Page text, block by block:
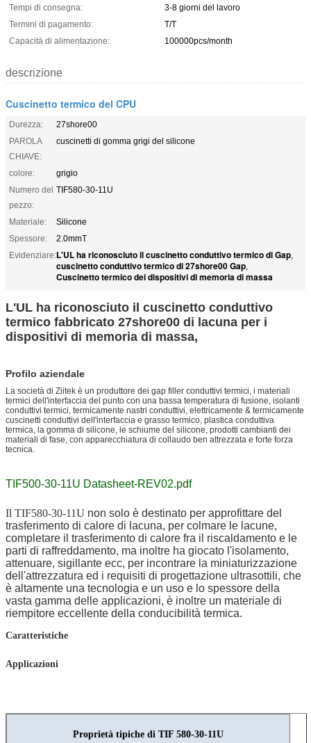
Tempi di consegna:
3-8 giorni del lavoro
Termini di pagamento:
T/T
Capacità di alimentazione:
100000pcs/month
descrizione
Cuscinetto termico del CPU
Durezza:
27shore00
PAROLA
CHIAVE:
cuscinetti di gomma grigi del silicone
colore:
grigio
Numero del
pezzo:
TIF580-30-11U
Materiale:
Silicone
Spessore:
2.0mmT
Evidenziare:L'UL ha riconosciuto il cuscinetto conduttivo termico di Gap,
cuscinetto conduttivo termico di 27shore00 Gap,
Cuscinetto termico dei dispositivi di memoria di massa
L'UL ha riconosciuto il cuscinetto conduttivo
termico fabbricato 27shore00 di lacuna per i
dispositivi di memoria di massa,
Profilo aziendale
La società di Ziitek è un produttore dei gap filler conduttivi termici, i materiali
termici dell'interfaccia del punto con una bassa temperatura di fusione, isolanti
conduttivi termici, termicamente nastri conduttivi, elettricamente & termicamente
cuscinetti conduttivi dell'interfaccia e grasso termico, plastica conduttiva
termica, la gomma di silicone, le schiume del silicone, prodotti cambianti dei
materiali di fase, con apparecchiatura di collaudo ben attrezzata e forte forza
tecnica.
TIF500-30-11U Datasheet-REV02.pdf
Il TIF580-30-11U non solo è destinato per approfittare del
trasferimento di calore di lacuna, per colmare le lacune,
completare il trasferimento di calore fra il riscaldamento e le
parti di raffreddamento, ma inoltre ha giocato l'isolamento,
attenuare, sigillante ecc, per incontrare la miniaturizzazione
dell'attrezzatura ed i requisiti di progettazione ultrasottili, che
è altamente una tecnologia e un uso e lo spessore della
vasta gamma delle applicazioni, è inoltre un materiale di
riempitore eccellente della conducibilità termica.
Caratteristiche
Applicazioni
Proprietà tipiche di TIF 580-30-11U